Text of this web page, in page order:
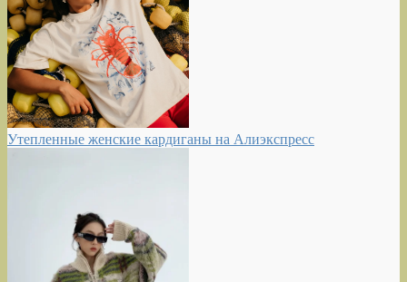
Утепленные женские кардиганы на Алиэкспресс